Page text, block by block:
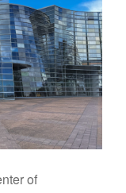
of